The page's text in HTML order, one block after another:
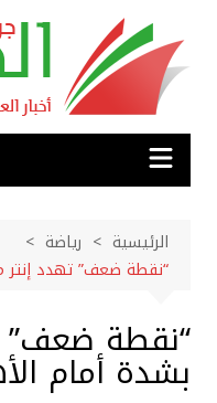
المحتوى
الرئيسية
رياضة
“نقطة ضعف” تهدد
“نقطة ضعف”
بشدة أمام